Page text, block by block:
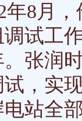
月，
试工
张润
，实
站全